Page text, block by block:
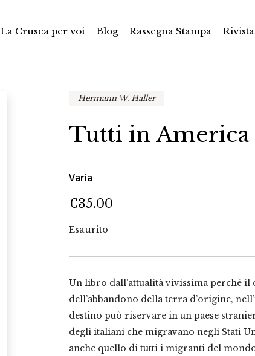
La Crusca per voi Blog Rassegna Stampa
Hermann W. Haller
Tutti in America
Varia
€35.00
Esaurito
Un libro dall’attualità vivissima perché il
dell’abbandono della terra d’origine,
destino può riservare in un paese
degli italiani che migravano negli Stati
anche quello di tutti i migranti del